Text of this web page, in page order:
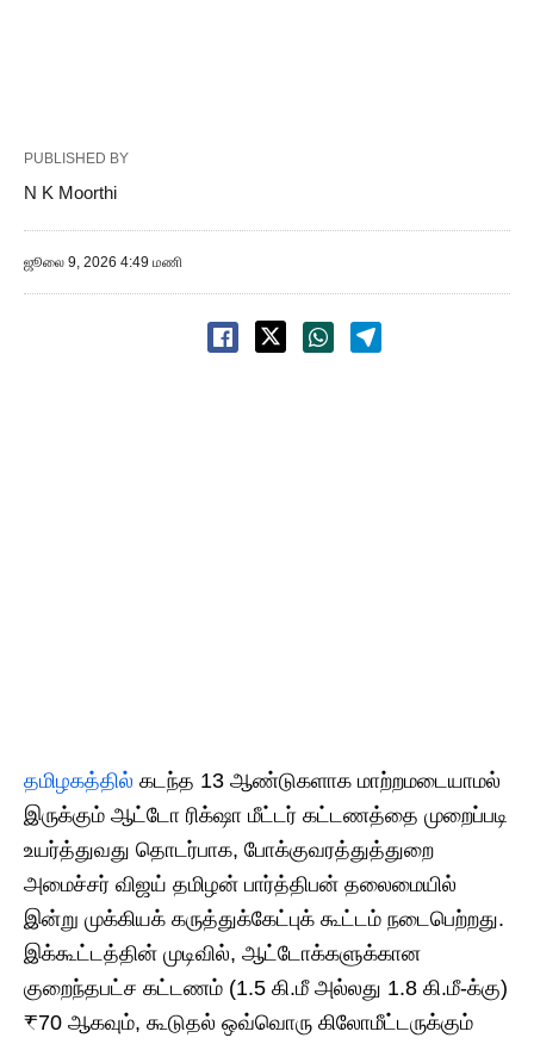
PUBLISHED BY
N K Moorthi
ஜூலை 9, 2026 4:49 மணி
தமிழகத்தில் கடந்த 13 ஆண்டுகளாக மாற்றமடையாமல்
இருக்கும் ஆட்டோ ரிக்‌ஷா மீட்டர் கட்டணத்தை முறைப்படி
உயர்த்துவது தொடர்பாக, போக்குவரத்துத்துறை
அமைச்சர் விஜய் தமிழன் பார்த்திபன் தலைமையில்
இன்று முக்கியக் கருத்துக்கேட்புக் கூட்டம் நடைபெற்றது.
இக்கூட்டத்தின் முடிவில், ஆட்டோக்களுக்கான
குறைந்தபட்ச கட்டணம் (1.5 கி.மீ அல்லது 1.8 கி.மீ-க்கு)
₹70 ஆகவும், கூடுதல் ஒவ்வொரு கிலோமீட்டருக்கும்